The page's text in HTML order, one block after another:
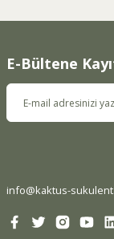
Ürün resmi
E-Bültene
info@kaktus-